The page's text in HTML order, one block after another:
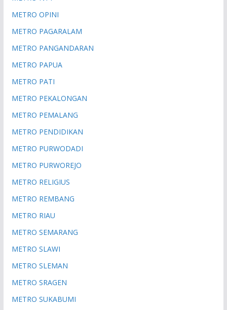
METRO OPINI
METRO PAGARALAM
METRO PANGANDARAN
METRO PAPUA
METRO PATI
METRO PEKALONGAN
METRO PEMALANG
METRO PENDIDIKAN
METRO PURWODADI
METRO PURWOREJO
METRO RELIGIUS
METRO REMBANG
METRO RIAU
METRO SEMARANG
METRO SLAWI
METRO SLEMAN
METRO SRAGEN
METRO SUKABUMI